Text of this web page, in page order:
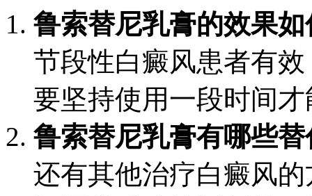
鲁索替尼乳膏的效果如
节段性白癜风患者有
要坚持使用一段时间
鲁索替尼乳膏有哪些
还有其他治疗白癜风